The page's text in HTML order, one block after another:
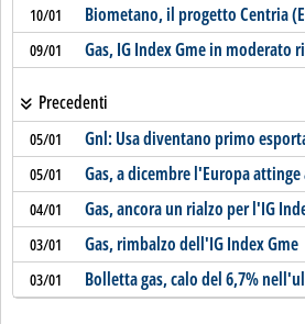
10/01 Biometano, il progetto Centria
09/01 Gas, IG Index Gme in moderato
Precedenti
05/01 Gnl: Usa diventano primo
05/01 Gas, a dicembre l'Europa
04/01 Gas, ancora un rialzo per l'IG
03/01 Gas, rimbalzo dell'IG Index Gme
03/01 Bolletta gas, calo del 6,7%